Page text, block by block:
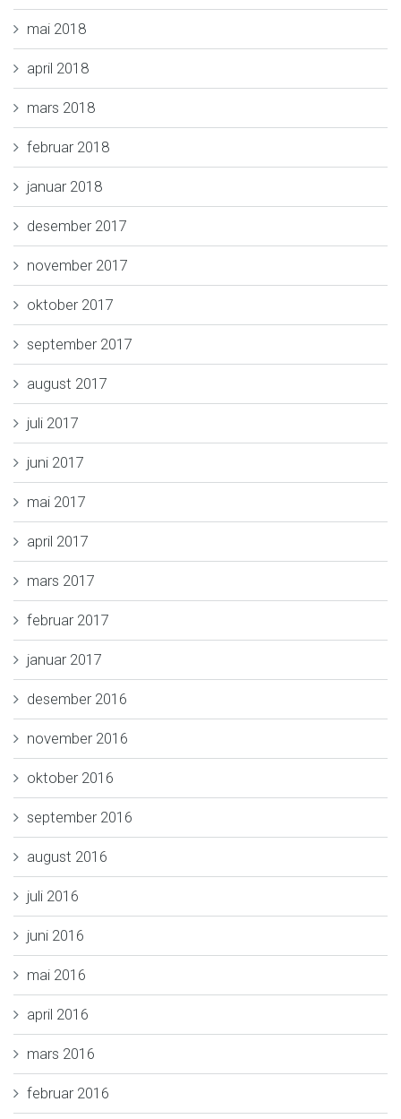
mai 2018
april 2018
mars 2018
februar 2018
januar 2018
desember 2017
november 2017
oktober 2017
september 2017
august 2017
juli 2017
juni 2017
mai 2017
april 2017
mars 2017
februar 2017
januar 2017
desember 2016
november 2016
oktober 2016
september 2016
august 2016
juli 2016
juni 2016
mai 2016
april 2016
mars 2016
februar 2016